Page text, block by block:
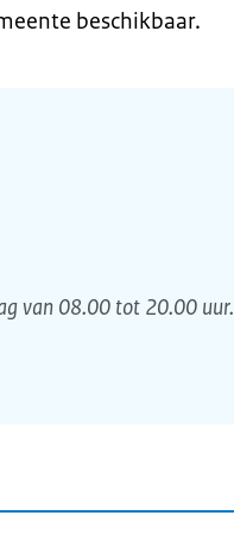
beschikbaar.
van 08.00 tot 20.00 uur.